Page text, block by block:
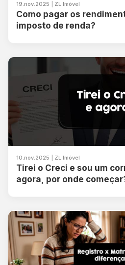
19.nov.2025 | ZL Imóvel
Como pagar os
imposto de renda?
10.nov.2025 | ZL Imóvel
Tirei o Creci e sou um
agora, por onde